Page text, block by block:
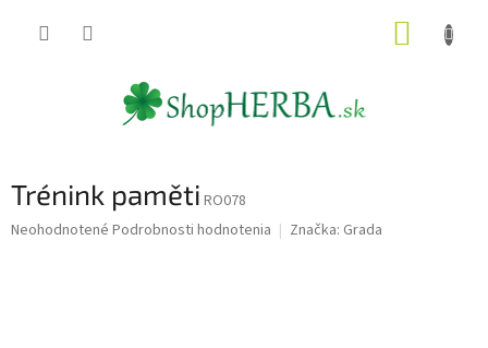
Trénink paměti RO078
Priemerné
Neohodnotené Podrobnosti hodnotenia Značka: Grada